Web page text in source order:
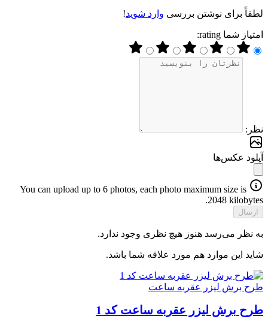
لطفاً برای نوشتن بررسی وارد شوید!
امتیاز شما rating:
نظر:
آپلود عکس‌ها
You can upload up to 6 photos, each photo maximum size is
2048 kilobytes.
ارسال
به نظر می‌رسد هنوز هیچ نظری وجود ندارد.
شاید این موارد هم مورد علاقه شما باشد.
طرح برش لیزر عقربه ساعت
طرح برش لیزر عقربه ساعت کد 1